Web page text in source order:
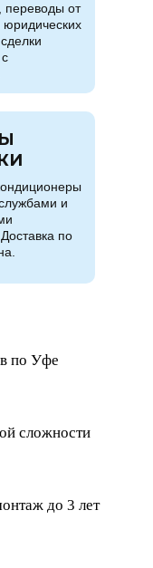
переводы от
юридических
и
по
по Уфе
сложности
до 3 лет